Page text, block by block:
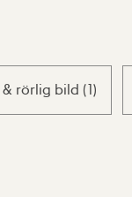
& rörlig bild (1)